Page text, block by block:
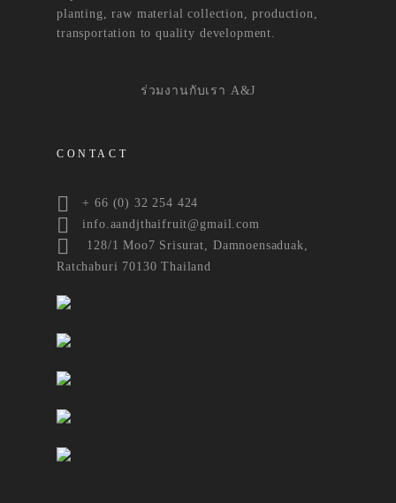
planting, raw material collection, production,
transportation to quality development.
ร่วมงานกับเรา A&J
CONTACT
+ 66 (0) 32 254 424
info.aandjthaifruit@gmail.com
128/1 Moo7 Srisurat, Damnoensaduak,
Ratchaburi 70130 Thailand